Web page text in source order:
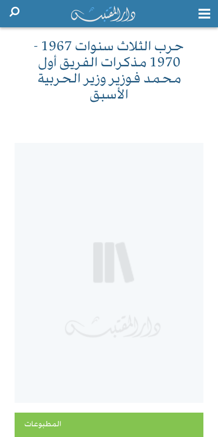
حرب الثلاث سنوات 1967 -
1970 مذكرات الفريق أول
محمد فوزير وزير الحربية
الأسبق
المطبوعات